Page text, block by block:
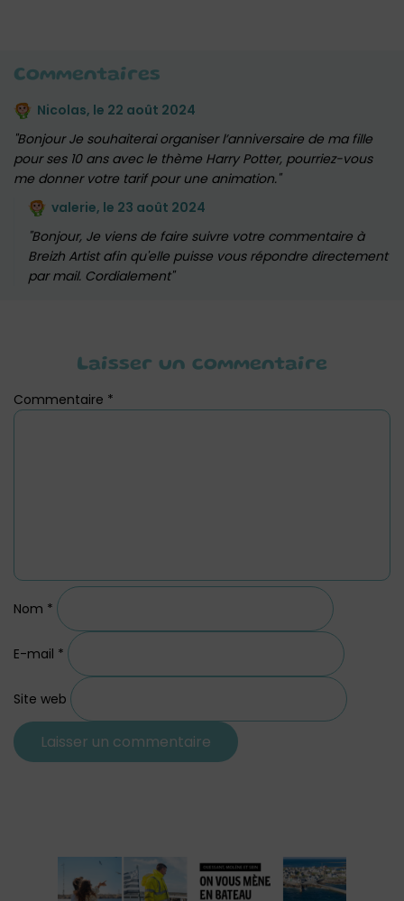
Commentaires
Nicolas, le 22 août 2024
Bonjour Je souhaiterai organiser l’anniversaire de ma fille
pour ses 10 ans avec le thème Harry Potter, pourriez-vous
me donner votre tarif pour une animation.
valerie, le 23 août 2024
Bonjour, Je viens de faire suivre votre commentaire à
Breizh Artist afin qu'elle puisse vous répondre directement
par mail. Cordialement
Laisser un commentaire
Commentaire *
Nom *
E-mail *
Site web